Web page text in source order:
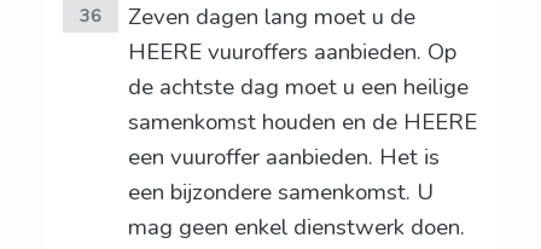
36
Zeven dagen lang moet u de
HEERE vuuroffers aanbieden. Op
de achtste dag moet u een heilige
samenkomst houden en de HEERE
een vuuroffer aanbieden. Het is
een bijzondere samenkomst. U
mag geen enkel dienstwerk doen.